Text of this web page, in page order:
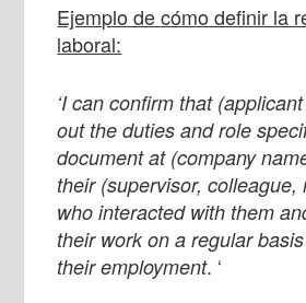
Ejemplo de cómo definir la
laboral:
‘I can confirm that
out the duties and role
document at (company
their (supervisor, colleague,
who interacted with them
their work on a regular
their employment. ‘